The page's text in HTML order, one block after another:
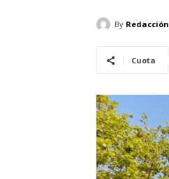
By Redacción
Cuota